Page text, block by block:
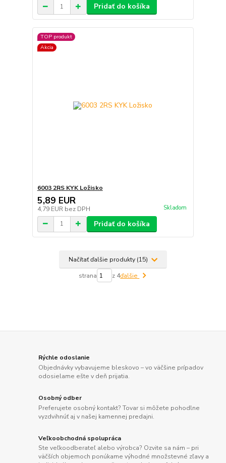
Pridať do košíka
TOP produkt
Akcia
6003 2RS KYK Ložisko
5,89 EUR
4,79 EUR bez DPH Skladom
Pridať do košíka
Načítať ďalšie produkty (15)
strana z 4ďalšie
Rýchle odoslanie
Objednávky vybavujeme bleskovo – vo väčšine prípadov
odosielame ešte v deň prijatia.
Osobný odber
Preferujete osobný kontakt? Tovar si môžete pohodlne
vyzdvihnúť aj v našej kamennej predajni.
Veľkoobchodná spolupráca
Ste veľkoodberateľ alebo výrobca? Ozvite sa nám – pri
väčších objemoch ponúkame výhodné množstevné zľavy a